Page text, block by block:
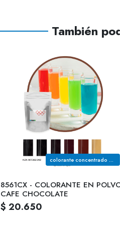
También
colorante concentrado hidrosoluble de uso alimenticio color cafe chocolate
8561CX - COLORANTE EN
CAFE CHOCOLATE
$ 20.650